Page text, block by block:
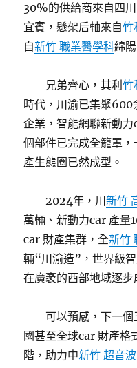
30%的供給商來自四
宜賓，懸架后軸來自竹
自新竹 職業醫學科綿
兄弟齊心，其利竹
時代，川渝已集聚
企業，智能網聯新動
個部件已完成全籠罩
產生態圈已然成型。
2024年，川新竹
萬輛、新動力car 產量
car 財產集群，全新竹
輛“川渝造”，世界級
在廣袤的西部地域逐步
可以預感，下一
國甚至全球car 財產格
階，助力中新竹 超音波